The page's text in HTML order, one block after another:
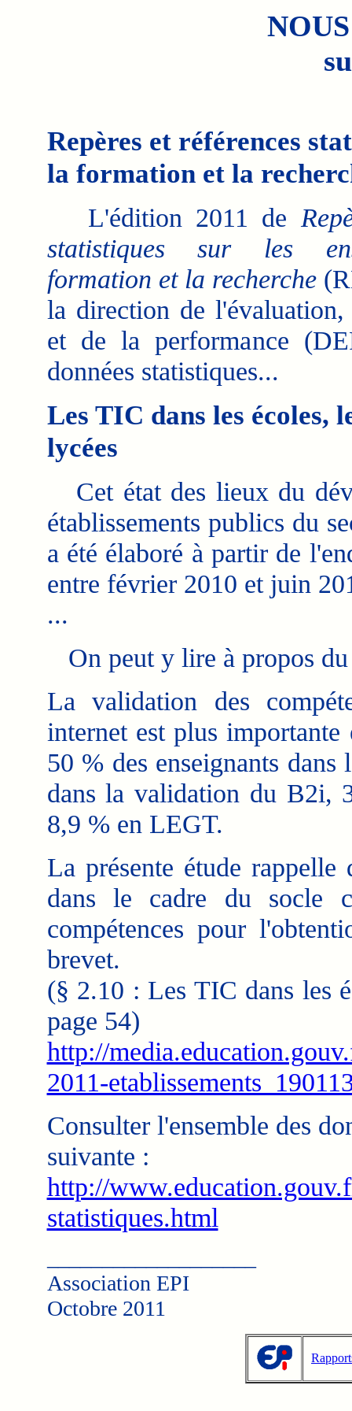
Repères et références
la formation et la
L'édition 2011 de
statistiques sur les
formation et la recherche
la direction de
et de la performance
données statistiques...
Les TIC dans les écoles,
lycées
Cet état des lieux du
établissements publics du
a été élaboré à partir de
entre février 2010 et juin
...
On peut y lire à propos
La validation des
internet est plus
50 % des enseignants
dans la validation du B2i,
8,9 % en LEGT.
La présente étude
dans le cadre du socle
compétences pour
brevet.
(§ 2.10 : Les TIC dans les
page 54)
http://
2011-
Consulter l'ensemble des
suivante :
http://
statistiques.html
Association EPI
Octobre 2011